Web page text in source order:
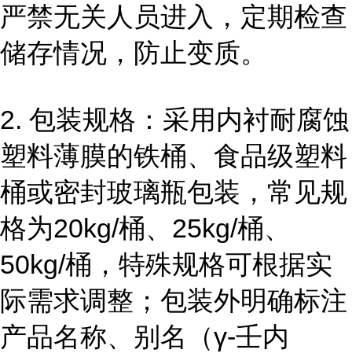
严禁无关人员进入，定期检查
储存情况，防止变质。
2. 包装规格：采用内衬耐腐蚀
塑料薄膜的铁桶、食品级塑料
桶或密封玻璃瓶包装，常见规
格为20kg/桶、25kg/桶、
50kg/桶，特殊规格可根据实
际需求调整；包装外明确标注
产品名称、别名（γ-壬内